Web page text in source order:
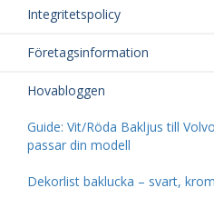
Integritetspolicy
Företagsinformation
Hovabloggen
Guide: Vit/Röda Bakljus till
passar din modell
Dekorlist baklucka – svart,